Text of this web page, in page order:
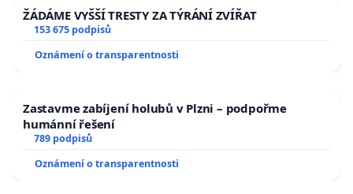
ŽÁDÁME VYŠŠÍ TRESTY ZA TÝRÁNÍ ZVÍŘAT
153 675 podpisů
Oznámení o transparentnosti
Zastavme zabíjení holubů v Plzni – podpořme
humánní řešení
789 podpisů
Oznámení o transparentnosti